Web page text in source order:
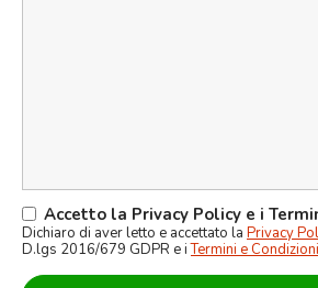
Accetto la Privacy Policy e i
Dichiaro di aver letto e accettato la Privacy
D.lgs 2016/679 GDPR e iTermini e Condizioni